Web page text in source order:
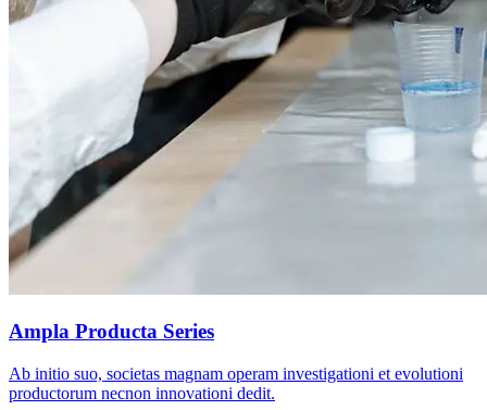
Ampla Producta Series
Ab initio suo, societas magnam operam investigationi et evolutioni
productorum necnon innovationi dedit.